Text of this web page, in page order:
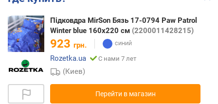
Підковдра MirSon Бязь 17-0794 Paw Patrol
Winter blue 160х220 см (2200011428215)
923 грн.
Rozetka.ua
С нами 7 лет
(Киев)
Перейти в магазин